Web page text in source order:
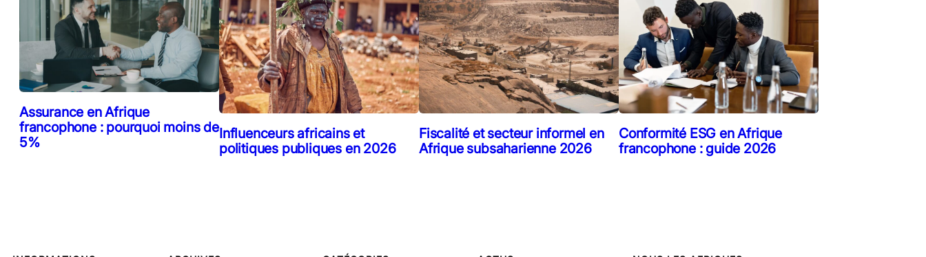
Assurance en Afrique
francophone : pourquoi moins de
5%
Influenceurs africains et
politiques publiques en 2026
Fiscalité et secteur informel en
Afrique subsaharienne 2026
Conformité ESG en Afrique
francophone : guide 2026